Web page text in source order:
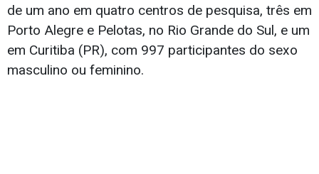
de um ano em quatro centros de pesquisa, três em
Porto Alegre e Pelotas, no Rio Grande do Sul, e um
em Curitiba (PR), com 997 participantes do sexo
masculino ou feminino.